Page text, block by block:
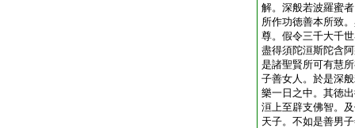
解。深般若波羅蜜
所作功徳善本所致
尊。假令三千大千
盡得須陀洹斯陀含
是諸聖賢所可有慧
子善女人。於是深
樂一日之中。其徳
洹上至辟支佛智。
天子。不如是善男